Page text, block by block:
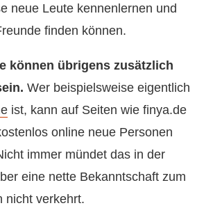
neue Leute kennenlernen und
finden können.
können übrigens zusätzlich
Wer beispielsweise eigentlich
ist, kann auf Seiten wie finya.de
online neue Personen
immer mündet das in der
eine nette Bekanntschaft zum
nicht verkehrt.